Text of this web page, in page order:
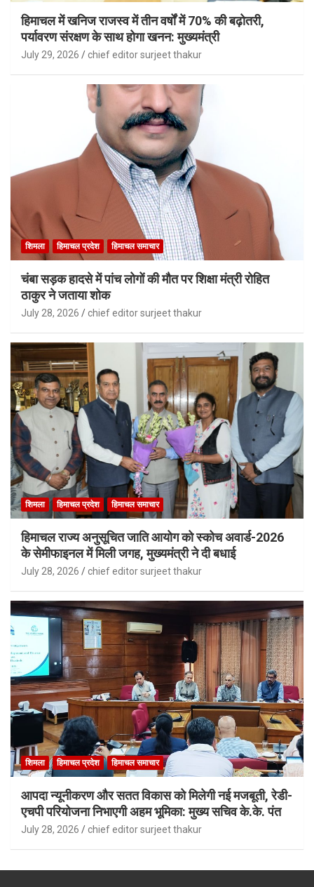
हिमाचल में खनिज राजस्व में तीन वर्षों में 70% की बढ़ोतरी,
पर्यावरण संरक्षण के साथ होगा खनन: मुख्यमंत्री
July 29, 2026 chief editor surjeet thakur
शिमला हिमाचल प्रदेश हिमाचल समाचार
चंबा सड़क हादसे में पांच लोगों की मौत पर शिक्षा मंत्री रोहित
ठाकुर ने जताया शोक
July 28, 2026 chief editor surjeet thakur
शिमला हिमाचल प्रदेश हिमाचल समाचार
हिमाचल राज्य अनुसूचित जाति आयोग को स्कोच अवार्ड-2026
के सेमीफाइनल में मिली जगह, मुख्यमंत्री ने दी बधाई
July 28, 2026 chief editor surjeet thakur
शिमला हिमाचल प्रदेश हिमाचल समाचार
आपदा न्यूनीकरण और सतत विकास को मिलेगी नई मजबूती, रेडी-
एचपी परियोजना निभाएगी अहम भूमिका: मुख्य सचिव के.के. पंत
July 28, 2026 chief editor surjeet thakur